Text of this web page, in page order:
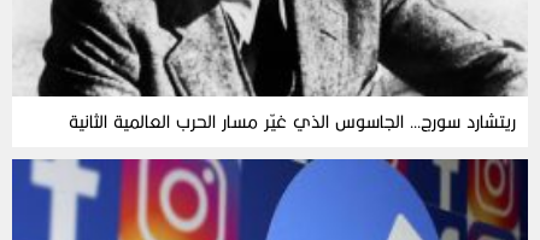
ريتشارد سورج… الجاسوس الذي غيّر مسار الحرب العالمية الثانية